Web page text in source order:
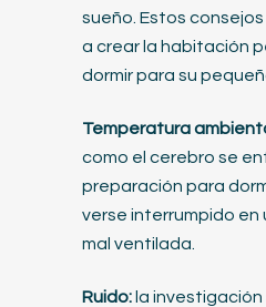
sueño. Estos
a crear la habitación
dormir para su
Temperatura
como el cerebro se
preparación para
verse interrumpido en
mal ventilada.
Ruido: la